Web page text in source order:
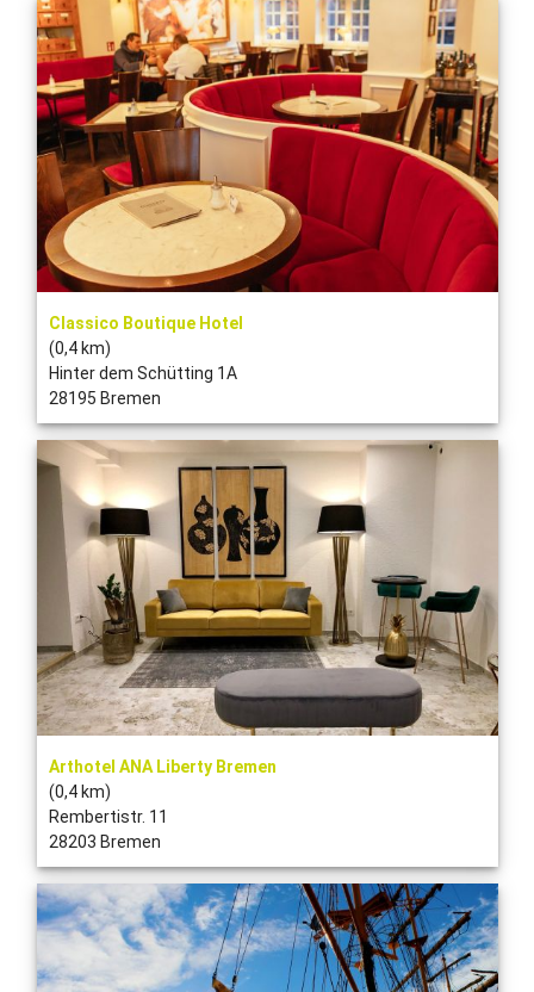
Classico Boutique Hotel
(0,4 km)
Hinter dem Schütting 1A
28195 Bremen
Arthotel ANA Liberty Bremen
(0,4 km)
Rembertistr. 11
28203 Bremen